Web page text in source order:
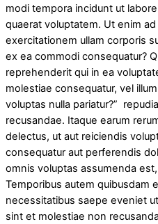
modi tempora incidunt ut
quaerat voluptatem. Ut enim
exercitationem ullam corporis
ex ea commodi consequatur?
reprehenderit qui in ea
molestiae consequatur, vel
voluptas nulla pariatur?”
recusandae. Itaque earum
delectus, ut aut reiciendis
consequatur aut perferendis
omnis voluptas assumenda
Temporibus autem quibusdam
necessitatibus saepe eveniet
sint et molestiae non